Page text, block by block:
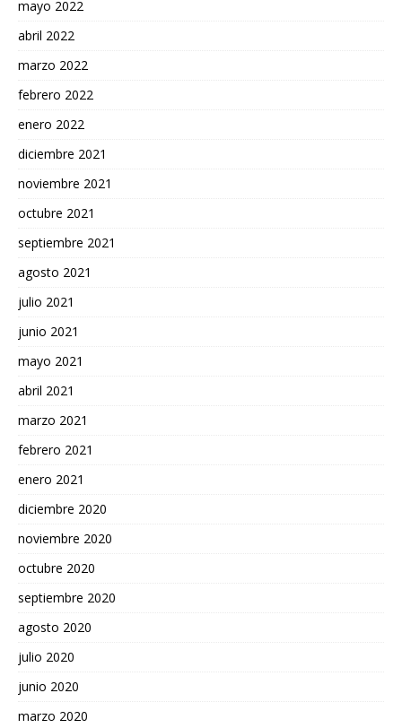
mayo 2022
abril 2022
marzo 2022
febrero 2022
enero 2022
diciembre 2021
noviembre 2021
octubre 2021
septiembre 2021
agosto 2021
julio 2021
junio 2021
mayo 2021
abril 2021
marzo 2021
febrero 2021
enero 2021
diciembre 2020
noviembre 2020
octubre 2020
septiembre 2020
agosto 2020
julio 2020
junio 2020
marzo 2020